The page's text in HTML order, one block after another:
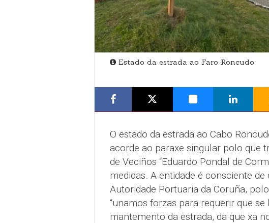
Estado da estrada ao Faro Roncudo
O estado da estrada ao Cabo
acorde ao paraxe singular polo que
de Veciños “Eduardo Pondal de
medidas. A entidade é consciente
Autoridade Portuaria da Coruña,
“unamos forzas para requerir que
mantemento da estrada, da que xa